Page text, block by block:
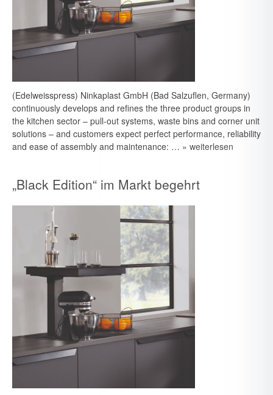
(Edelweisspress) Ninkaplast GmbH (Bad Salzuflen, Germany)
continuously develops and refines the three product groups in
the kitchen sector – pull-out systems, waste bins and corner unit
solutions – and customers expect perfect performance, reliability
and ease of assembly and maintenance: … » weiterlesen
„Black Edition“ im Markt begehrt